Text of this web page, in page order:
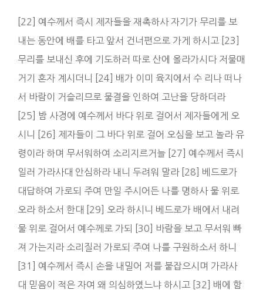
[22] 예수께서 즉시 제자들을 재촉하사 자기가 무리를 보
내는 동안에 배를 타고 앞서 건너편으로 가게 하시고 [23]
무리를 보내신 후에 기도하러 따로 산에 올라가시다 저물매
거기 혼자 계시더니 [24] 배가 이미 육지에서 수 리나 떠나
서 바람이 거슬리므로 물결을 인하여 고난을 당하더라
[25] 밤 사경에 예수께서 바다 위로 걸어서 제자들에게 오
시니 [26] 제자들이 그 바다 위로 걸어 오심을 보고 놀라 유
령이라 하며 무서워하여 소리지르거늘 [27] 예수께서 즉시
일러 가라사대 안심하라 내니 두려워 말라 [28] 베드로가
대답하여 가로되 주여 만일 주시어든 나를 명하사 물 위로
오라 하소서 한대 [29] 오라 하시니 베드로가 배에서 내려
물 위로 걸어서 예수께로 가되 [30] 바람을 보고 무서워 빠
져 가는지라 소리질러 가로되 주여 나를 구원하소서 하니
[31] 예수께서 즉시 손을 내밀어 저를 붙잡으시며 가라사
대 믿음이 적은 자여 왜 의심하였느냐 하시고 [32] 배에 함